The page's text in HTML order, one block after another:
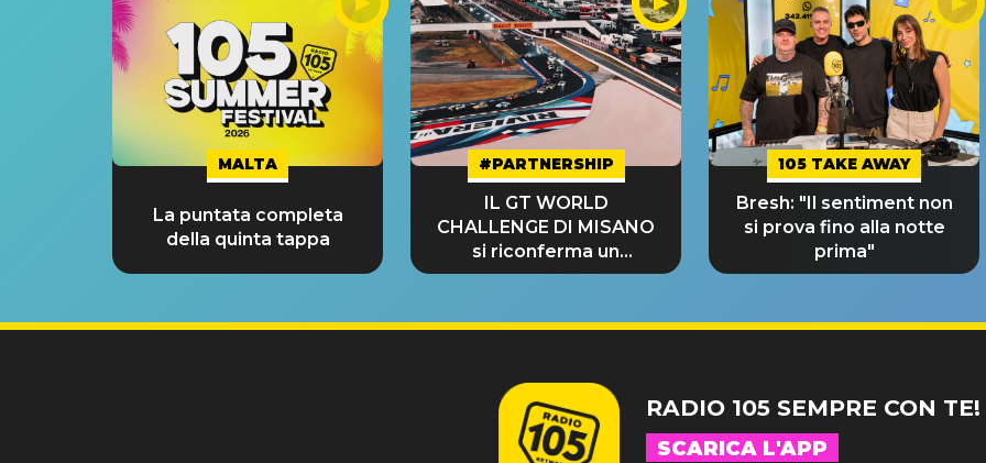
MALTA
La puntata completa
della quinta tappa
#PARTNERSHIP
IL GT WORLD
CHALLENGE DI MISANO
si riconferma un
GRANDE SUCCESSO!
105 TAKE AWAY
Bresh: "Il sentiment non
si prova fino alla notte
prima"
RADIO 105 SEMPRE CON TE!
SCARICA L'APP